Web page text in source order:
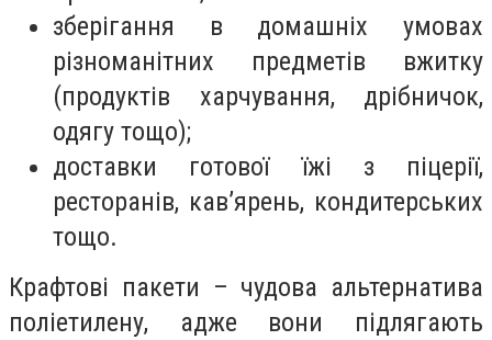
зберігання в домашніх умовах
різноманітних предметів вжитку
(продуктів харчування, дрібничок,
одягу тощо);
доставки готової їжі з піцерії,
ресторанів, кав’ярень, кондитерських
тощо.
Крафтові пакети – чудова альтернатива
поліетилену, адже вони підлягають